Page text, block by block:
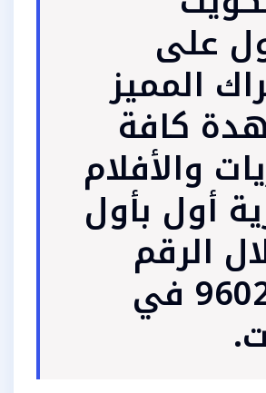
على
المميز
كافة
والأفلام
أول بأول
الرقم
96020113 في